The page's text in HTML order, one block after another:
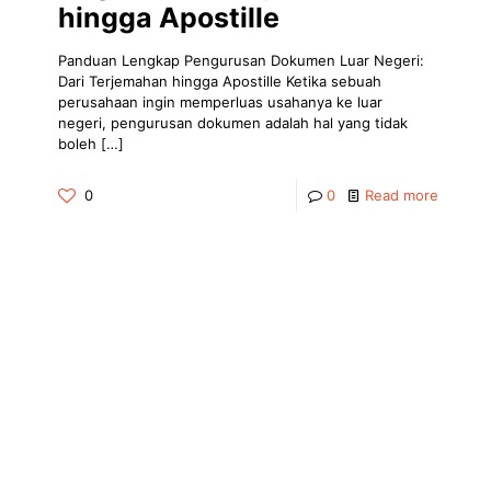
hingga Apostille
Panduan Lengkap Pengurusan Dokumen Luar Negeri:
Dari Terjemahan hingga Apostille Ketika sebuah
perusahaan ingin memperluas usahanya ke luar
negeri, pengurusan dokumen adalah hal yang tidak
boleh […]
0 0 Read more